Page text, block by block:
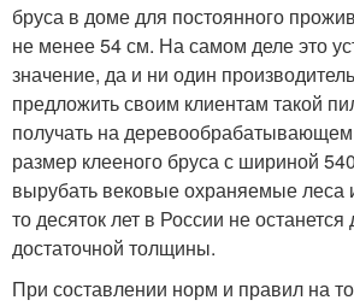
бруса в доме для постоянного
не менее 54 см. На самом деле это
значение, да и ни один
предложить своим клиентам такой
получать на
размер клееного бруса с шириной
вырубать вековые охраняемые леса
то десяток лет в России не останется
достаточной толщины.
При составлении норм и правил на